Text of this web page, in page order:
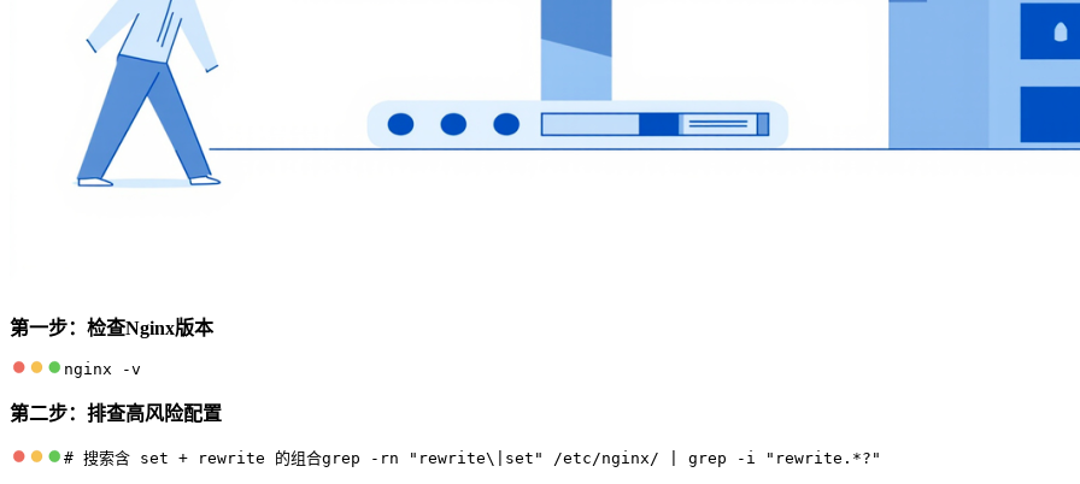
第一步：检查Nginx版本
nginx -v
第二步：排查高风险配置
# 搜索含 set + rewrite 的组合grep -rn "rewrite\|set" /etc/nginx/ | grep -i "rewrite.*?"